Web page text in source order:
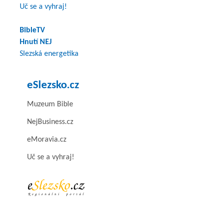
Uč se a vyhraj!
BibleTV
Hnutí NEJ
Slezská energetika
eSlezsko.cz
Muzeum Bible
NejBusiness.cz
eMoravia.cz
Uč se a vyhraj!